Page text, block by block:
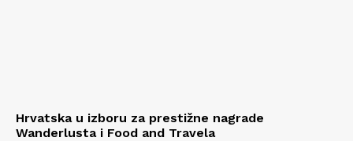
Hrvatska u izboru za prestižne nagrade
Wanderlusta i Food and Travela